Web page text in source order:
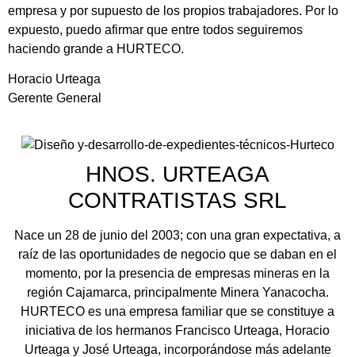
empresa y por supuesto de los propios trabajadores. Por lo
expuesto, puedo afirmar que entre todos seguiremos
haciendo grande a HURTECO.
Horacio Urteaga
Gerente General
HNOS. URTEAGA
CONTRATISTAS SRL
Nace un 28 de junio del 2003; con una gran expectativa, a
raíz de las oportunidades de negocio que se daban en el
momento, por la presencia de empresas mineras en la
región Cajamarca, principalmente Minera Yanacocha.
HURTECO es una empresa familiar que se constituye a
iniciativa de los hermanos Francisco Urteaga, Horacio
Urteaga y José Urteaga, incorporándose más adelante